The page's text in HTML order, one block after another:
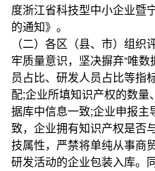
度浙江省科技型中小企业暨
的通知》。
（二）各区（县、市）组织
牢质量意识，坚决摒弃“唯
员占比、研发人员占比等指
配;企业所填知识产权的数
据库中信息一致;企业申报
致，企业拥有知识产权是否
技属性，严禁将单纯从事商
研发活动的企业包装入库。